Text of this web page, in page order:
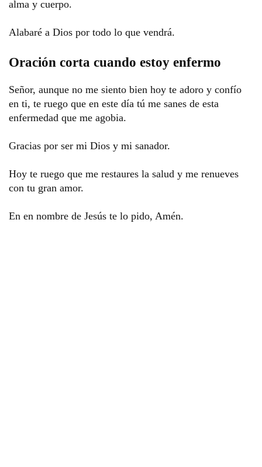
alma y cuerpo.
Alabaré a Dios por todo lo que vendrá.
Oración corta cuando estoy enfermo
Señor, aunque no me siento bien hoy te adoro y confío
en ti, te ruego que en este día tú me sanes de esta
enfermedad que me agobia.
Gracias por ser mi Dios y mi sanador.
Hoy te ruego que me restaures la salud y me renueves
con tu gran amor.
En en nombre de Jesús te lo pido, Amén.